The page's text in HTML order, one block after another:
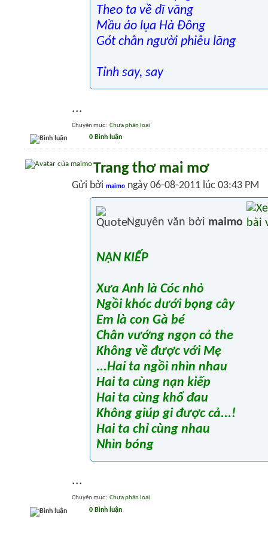
Theo ta về dĩ vãng
Mầu áo lụa Hà Đông
Gót chân người phiêu lãng
Tỉnh say, say
...
Chuyên mục Chưa phân loại
0 Bình luận
Trang thơ mai mơ
Gửi bởi maimo ngày 06-08-2011 lúc 03:43 PM
Nguyên văn bởi maimo
NẠN KIẾP
Xưa Anh là Cóc nhỏ
Ngồi khóc dưới bọng cây
Em là con Gà bé
Chân vướng ngọn cỏ the
Không về được với Mẹ
...Hai ta ngồi nhìn nhau
Hai ta cùng nạn kiếp
Hai ta cùng khổ đau
Không giúp gi được cả...!
Hai ta chỉ cùng nhau
Nhìn bóng
...
Chuyên mục Chưa phân loại
0 Bình luận